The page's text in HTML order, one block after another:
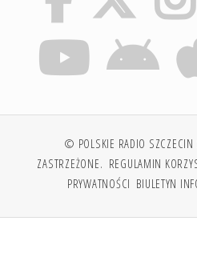
© POLSKIE RADIO SZCZECIN
ZASTRZEŻONE. REGULAMIN
PRYWATNOŚCI BIULETYN